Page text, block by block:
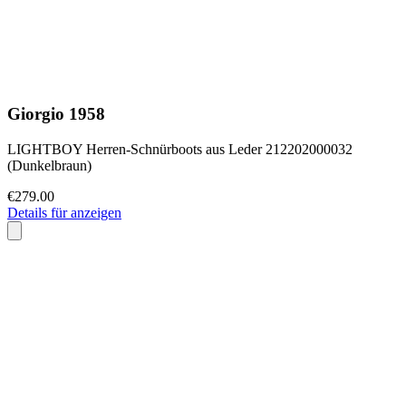
Giorgio 1958
LIGHTBOY Herren-Schnürboots aus Leder 212202000032
(Dunkelbraun)
€279.00
Details für anzeigen